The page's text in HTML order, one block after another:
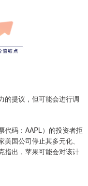
的提议，但可能会进行调
代码：AAPL）的投资者拒
国公司停止其多元化、
指出，苹果可能会对该计